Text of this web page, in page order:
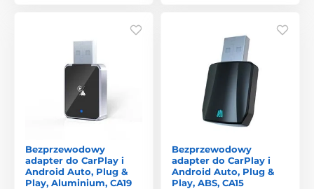
Bezprzewodowy
adapter do CarPlay i
Android Auto, Plug &
Play, Aluminium, CA19
Bezprzewodowy
adapter do CarPlay i
Android Auto, Plug &
Play, ABS, CA15